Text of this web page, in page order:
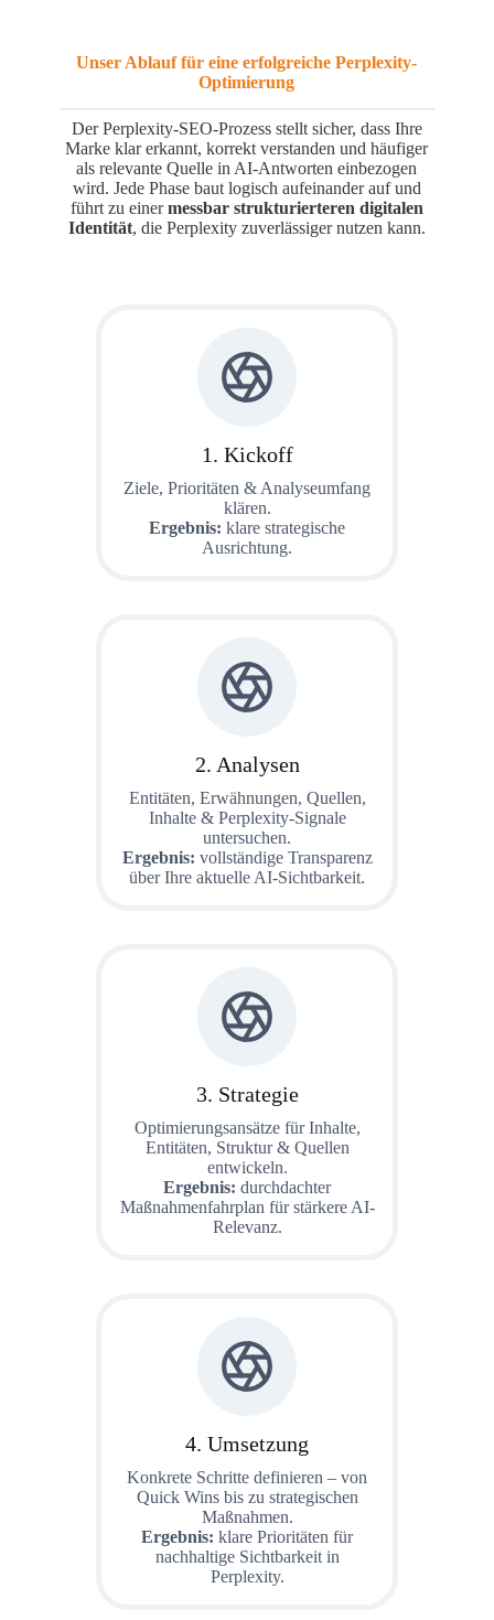
Unser Ablauf für eine erfolgreiche Perplexity-
Optimierung
Der Perplexity-SEO-Prozess stellt sicher, dass Ihre
Marke klar erkannt, korrekt verstanden und häufiger
als relevante Quelle in AI-Antworten einbezogen
wird. Jede Phase baut logisch aufeinander auf und
führt zu einermessbar strukturierteren digitalen
Identität, die Perplexity zuverlässiger nutzen kann.
1. Kickoff
Ziele, Prioritäten & Analyseumfang
klären.
Ergebnis: klare strategische
Ausrichtung.
2. Analysen
Entitäten, Erwähnungen, Quellen,
Inhalte & Perplexity-Signale
untersuchen.
Ergebnis: vollständige Transparenz
über Ihre aktuelle AI-Sichtbarkeit.
3. Strategie
Optimierungsansätze für Inhalte,
Entitäten, Struktur & Quellen
entwickeln.
Ergebnis: durchdachter
Maßnahmenfahrplan für stärkere AI-
Relevanz.
4. Umsetzung
Konkrete Schritte definieren – von
Quick Wins bis zu strategischen
Maßnahmen.
Ergebnis: klare Prioritäten für
nachhaltige Sichtbarkeit in
Perplexity.